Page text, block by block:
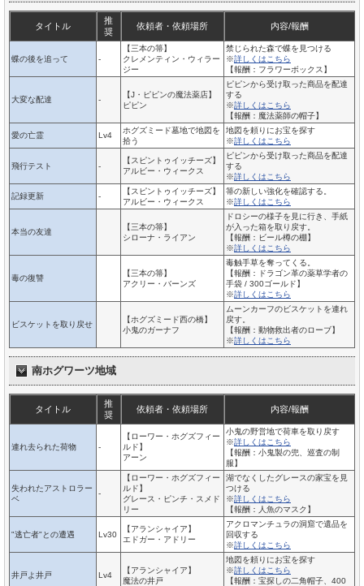
タイトル
推
奨
依頼者・依頼場所 内容/報酬
蝶の後を追って -
【三本の箒】
クレメンティン・ウィラー
ジー
禁じられた森で蝶を見つける
※詳しくはこちら
【報酬：フラワーボックス】
大変な配達 -
【J・ピピンの魔法薬店】
ピピン
ピピンから受け取った商品を配達
する
※詳しくはこちら
【報酬：魔法薬師の帽子】
愛の亡霊 Lv4
ホグズミード墓地で地図を
拾う
地図を頼りにお宝を探す
※詳しくはこちら
飛行テスト -
【スピントゥイッチーズ】
アルビー・ウィークス
ピピンから受け取った商品を配達
する
※詳しくはこちら
記録更新 -
【スピントゥイッチーズ】
アルビー・ウィークス
箒の新しい強化を確認する。
※詳しくはこちら
本当の友達
【三本の箒】
シローナ・ライアン
ドロシーの様子を見に行き、手紙
が入った箱を取り戻す。
【報酬：ビール樽の棚】
※詳しくはこちら
毒の復讐
【三本の箒】
アクリー・バーンズ
毒触手草を奪ってくる。
【報酬：ドラゴン革の薬草学者の
手袋 / 300ゴールド】
※詳しくはこちら
ビスケットを取り戻せ
【ホグズミード西の橋】
小鬼のガーナフ
ムーンカーフのビスケットを連れ
戻す。
【報酬：動物救出者のローブ】
※詳しくはこちら
南ホグワーツ地域
タイトル
推
奨
依頼者・依頼場所 内容/報酬
連れ去られた荷物 -
【ローワー・ホグズフィー
ルド】
アーン
小鬼の野営地で荷車を取り戻す
※詳しくはこちら
【報酬：小鬼製の兜、巡査の制
服】
失われたアストロラー
ベ
-
【ローワー・ホグズフィー
ルド】
グレース・ピンチ・スメド
リー
湖でなくしたグレースの家宝を見
つける
※詳しくはこちら
【報酬：人魚のマスク】
"逃亡者"との遭遇 Lv30
【アランシャイア】
エドガー・アドリー
アクロマンチュラの洞窟で遺品を
回収する
※詳しくはこちら
井戸よ井戸 Lv4
【アランシャイア】
魔法の井戸
地図を頼りにお宝を探す
※詳しくはこちら
【報酬：宝探しの二角帽子、400